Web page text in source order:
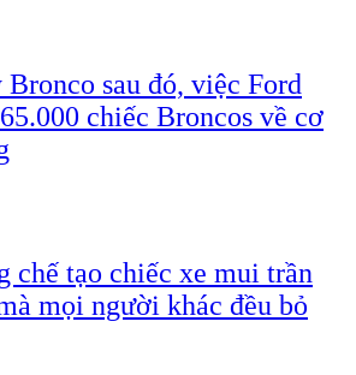
Bronco sau đó, việc Ford
chiếc Broncos về cơ
chế tạo chiếc xe mui trần
mọi người khác đều bỏ